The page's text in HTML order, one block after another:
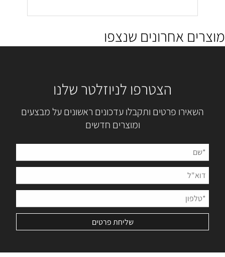
מוצרים אחרונים שנצפו
הצטרפו לניוזלטר שלנו
השאירו פרטים ותקבלו עדכונים ראשונים על מבצעים
ומוצרים חדשים